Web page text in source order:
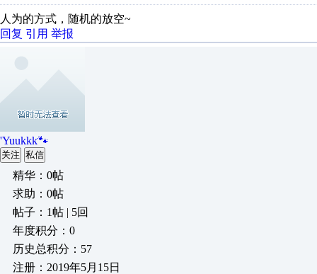
人为的方式，随机的放空~
回复 引用 举报
'Yuukkk🐾
关注 私信
精华：0帖
求助：0帖
帖子：1帖 | 5回
年度积分：0
历史总积分：57
注册：2019年5月15日